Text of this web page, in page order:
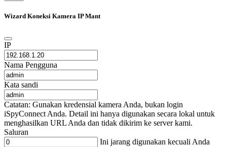
Wizard Koneksi Kamera IP Mant
IP
Nama Pengguna
Kata sandi
Catatan: Gunakan kredensial kamera Anda, bukan login
iSpyConnect Anda. Detail ini hanya digunakan secara lokal untuk
menghasilkan URL Anda dan tidak dikirim ke server kami.
Saluran
Ini jarang digunakan kecuali Anda